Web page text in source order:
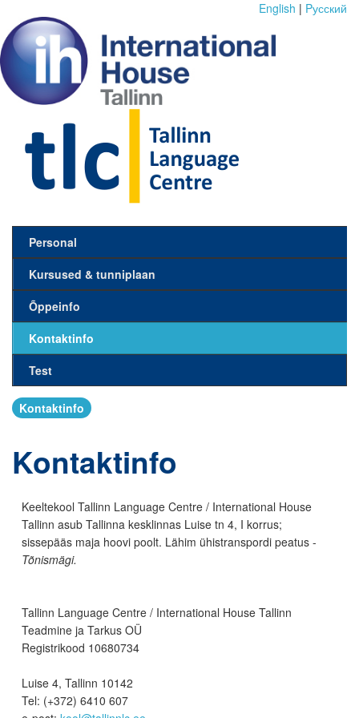
English | Pусский
Personal
Kursused & tunniplaan
Õppeinfo
Kontaktinfo
Test
Kontaktinfo
Kontaktinfo
Keeltekool Tallinn Language Centre / International House
Tallinn asub Tallinna kesklinnas Luise tn 4, I korrus;
sissepääs maja hoovi poolt. Lähim ühistranspordi peatus -
Tõnismägi.
Tallinn Language Centre / International House Tallinn
Teadmine ja Tarkus OÜ
Registrikood 10680734
Luise 4, Tallinn 10142
Tel: (+372) 6410 607